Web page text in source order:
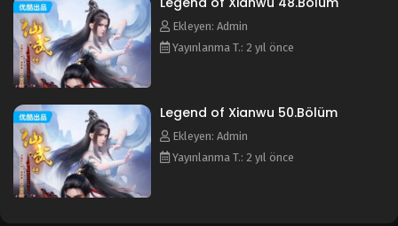
Legend of Xianwu 37.Bölüm
Blm 37 - Aralık 3, 2023
Legend of Xianwu 36.Bölüm
Blm 36 - Kasım 26, 2023
Legend of Xianwu 35.Bölüm
Ekleyen: Admin
Yayınlanma T.: 2 yıl önce
Legend of Xianwu 50.Bölüm
Ekleyen: Admin
Yayınlanma T.: 2 yıl önce